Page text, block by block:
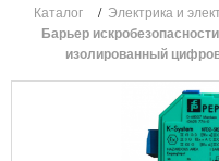
Каталог / Электрика и
Барьер
изолированный